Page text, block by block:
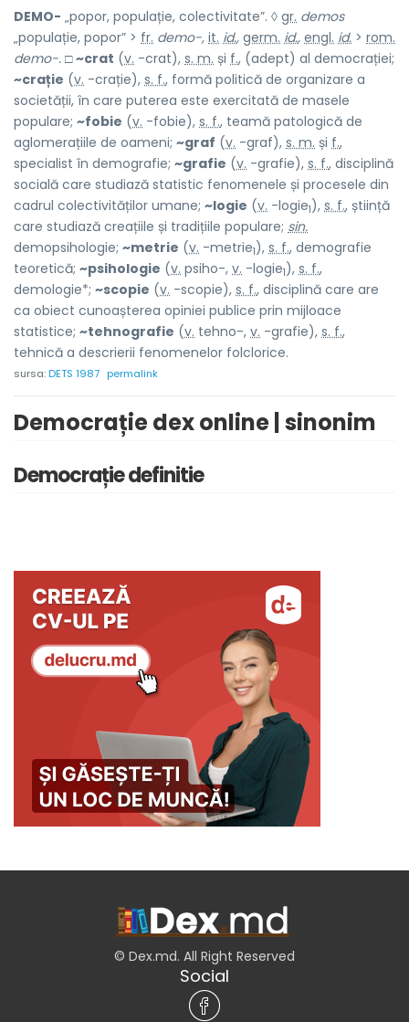
DEMO- „popor, populație, colectivitate”. ◊ gr. demos
„populație, popor” > fr. demo-, it. id., germ. id., engl. id. > rom.
demo-. □~crat (v. -crat), s. m. și f., (adept) al democrației;
~crație (v. -crație), s. f., formă politică de organizare a
societății, în care puterea este exercitată de masele
populare; ~fobie (v. -fobie), s. f., teamă patologică de
aglomerațiile de oameni; ~graf (v. -graf), s. m. și f.,
specialist în demografie; ~grafie (v. -grafie), s. f., disciplină
socială care studiază statistic fenomenele și procesele din
cadrul colectivităților umane; ~logie (v. -logie1), s. f., știință
care studiază creațiile și tradițiile populare; sin.
demopsihologie; ~metrie (v. -metrie1), s. f., demografie
teoretică; ~psihologie (v. psiho-, v. -logie1), s. f.,
demologie*; ~scopie (v. -scopie), s. f., disciplină care are
ca obiect cunoașterea opiniei publice prin mijloace
statistice; ~tehnografie (v. tehno-, v. -grafie), s. f.,
tehnică a descrierii fenomenelor folclorice.
sursa:DETS 1987 permalink
Democrație dex online | sinonim
Democrație definitie
© Dex.md. All Right Reserved
Social